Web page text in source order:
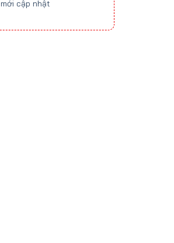
mới cập nhật